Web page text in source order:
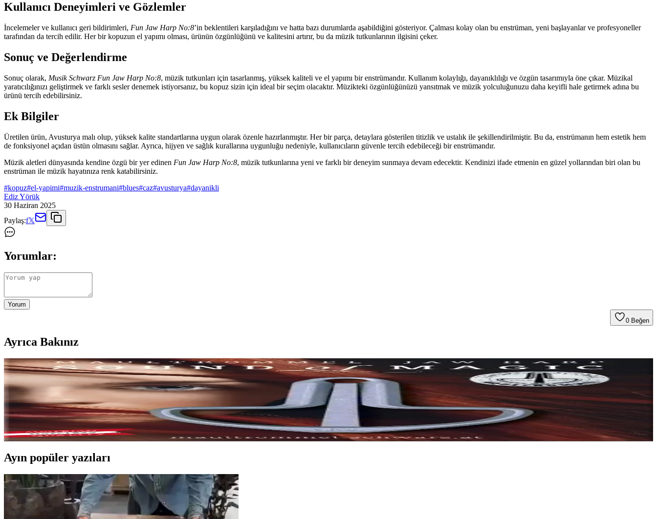
Kullanıcı Deneyimleri ve Gözlemler
İncelemeler ve kullanıcı geri bildirimleri, Fun Jaw Harp No:8’in beklentileri karşıladığını ve hatta bazı durumlarda aşabildiğini gösteriyor. Çalması kolay olan bu enstrüman, yeni başlayanlar ve profesyoneller
tarafından da tercih edilir. Her bir kopuzun el yapımı olması, ürünün özgünlüğünü ve kalitesini artırır, bu da müzik tutkunlarının ilgisini çeker.
Sonuç ve Değerlendirme
Sonuç olarak, Musik Schwarz Fun Jaw Harp No:8, müzik tutkunları için tasarlanmış, yüksek kaliteli ve el yapımı bir enstrümandır. Kullanım kolaylığı, dayanıklılığı ve özgün tasarımıyla öne çıkar. Müzikal
yaratıcılığınızı geliştirmek ve farklı sesler denemek istiyorsanız, bu kopuz sizin için ideal bir seçim olacaktır. Müzikteki özgünlüğünüzü yansıtmak ve müzik yolculuğunuzu daha keyifli hale getirmek adına bu
ürünü tercih edebilirsiniz.
Ek Bilgiler
Üretilen ürün, Avusturya malı olup, yüksek kalite standartlarına uygun olarak özenle hazırlanmıştır. Her bir parça, detaylara gösterilen titizlik ve ustalık ile şekillendirilmiştir. Bu da, enstrümanın hem estetik hem
de fonksiyonel açıdan üstün olmasını sağlar. Ayrıca, hijyen ve sağlık kurallarına uygunluğu nedeniyle, kullanıcıların güvenle tercih edebileceği bir enstrümandır.
Müzik aletleri dünyasında kendine özgü bir yer edinen Fun Jaw Harp No:8, müzik tutkunlarına yeni ve farklı bir deneyim sunmaya devam edecektir. Kendinizi ifade etmenin en güzel yollarından biri olan bu
enstrüman ile müzik hayatınıza renk katabilirsiniz.
#kopuz#el-yapimi#muzik-enstrumani#blues#caz#avusturya#dayanikli
Ediz Yörük
30 Haziran 2025
Paylaş:f𝕏
Yorumlar:
Yorum
0 Beğen
Ayrıca Bakınız
Musik Schwarz Joy Jaw Harp No:15 El Yapımı Avusturya Kopuzu Müzik Performansını Güçlendirir
Musik Schwarz Joy Jaw Harp No:15, yüksek kaliteli malzeme ve el işçiliğiyle üretilmiş, geniş müzik tarzlarına uygun dayanıklı ve etkileyici sesler sunan bir kopuzdur.
Musik Schwarz Fun Jaw Harp No:8: Yüksek Kalite El Yapımı Müzik Enstrümanı
El yapımı ve dayanıklı olan Musik Schwarz Fun Jaw Harp No:8, farklı müzik tarzlarına uyum sağlayan pratik ve özgün bir kopuz seçeneği sunar.
Ayın popüler yazıları